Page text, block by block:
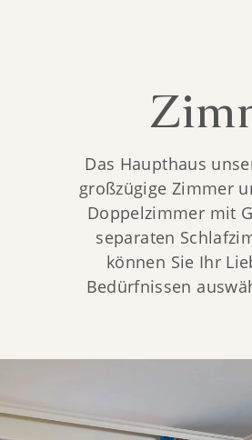
Das Haupthaus
großzügige Zimmer
Doppelzimmer mit
separaten
können Sie Ihr
Bedürfnissen